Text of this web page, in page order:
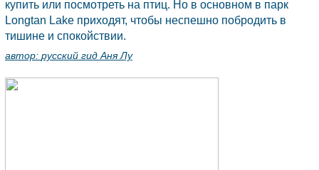
купить или посмотреть на птиц. Но в основном в парк
Longtan Lake приходят, чтобы неспешно побродить в
тишине и спокойствии.
автор: русский гид Аня Лу